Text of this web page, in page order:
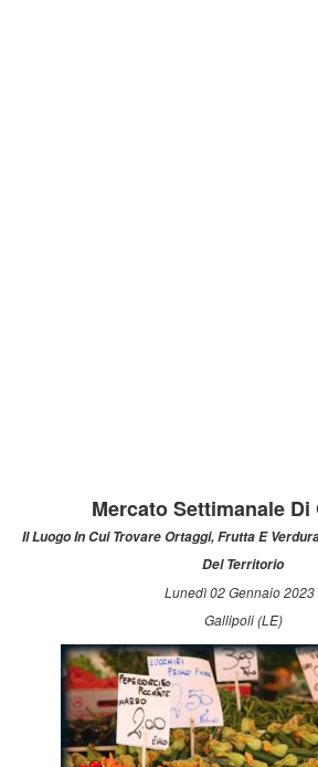
Mercato Settimanale
Il Luogo In Cui Trovare Ortaggi, Frutta E
Del Territorio
Lunedì 02 Gennaio 2023
Gallipoli (LE)